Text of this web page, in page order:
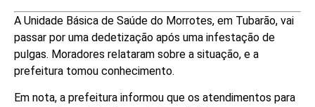
A Unidade Básica de Saúde do Morrotes, em Tubarão, vai
passar por uma dedetização após uma infestação de
pulgas. Moradores relataram sobre a situação, e a
prefeitura tomou conhecimento.
Em nota, a prefeitura informou que os atendimentos para